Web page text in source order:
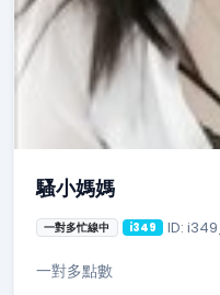
騷小媽媽
一對多忙線中 i349 ID:
一對多點數